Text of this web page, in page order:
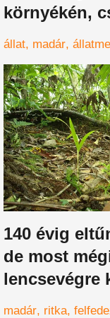
környékén,
merték
állat madár
140 évig
de most
lencsevégre
egyik
madár ritka